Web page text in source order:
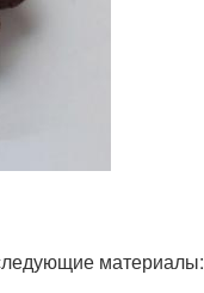
материалы: